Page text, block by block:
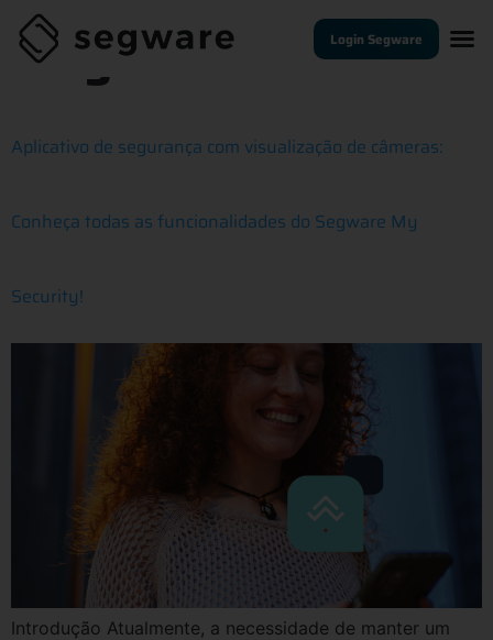
Login Segware
Tag:câmeras
Aplicativo de segurança com visualização de câmeras:
Conheça todas as funcionalidades do Segware My
Security!
Introdução Atualmente, a necessidade de manter um